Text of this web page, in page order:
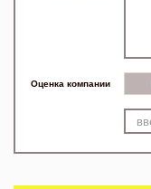
Оценка компании